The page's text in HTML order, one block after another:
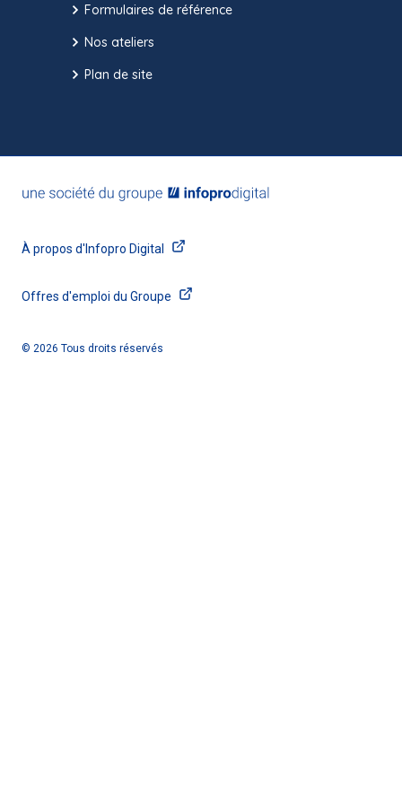
Formulaires de référence
Nos ateliers
Plan de site